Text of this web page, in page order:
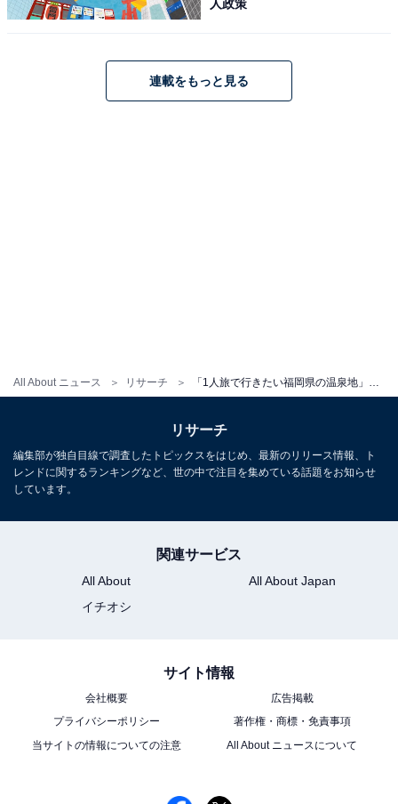
All About ニュース リサーチ 「1人旅で行きたい福岡県の温泉地」ランキング！ 2位「原鶴温泉」、1位は？【2025年調査】
人政策
連載をもっと見る
リサーチ
編集部が独自目線で調査したトピックスをはじめ、最新のリリース情報、ト
レンドに関するランキングなど、世の中で注目を集めている話題をお知らせ
しています。
関連サービス
All About
All About Japan
イチオシ
サイト情報
会社概要
広告掲載
プライバシーポリシー
著作権・商標・免責事項
当サイトの情報についての注意
All About ニュースについて